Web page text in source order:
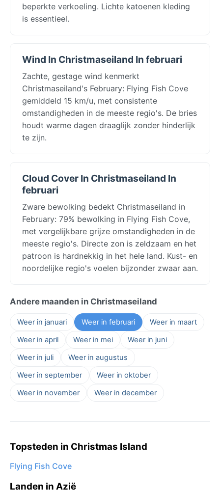
beperkte verkoeling. Lichte katoenen kleding
is essentieel.
Wind In Christmaseiland In februari
Zachte, gestage wind kenmerkt
Christmaseiland's February: Flying Fish Cove
gemiddeld 15 km/u, met consistente
omstandigheden in de meeste regio's. De bries
houdt warme dagen draaglijk zonder hinderlijk
te zijn.
Cloud Cover In Christmaseiland In
februari
Zware bewolking bedekt Christmaseiland in
February: 79% bewolking in Flying Fish Cove,
met vergelijkbare grijze omstandigheden in de
meeste regio's. Directe zon is zeldzaam en het
patroon is hardnekkig in het hele land. Kust- en
noordelijke regio's voelen bijzonder zwaar aan.
Andere maanden in Christmaseiland
Weer in januari Weer in februari
Weer in maart
Weer in april
Weer in mei
Weer in juni
Weer in juli
Weer in augustus
Weer in september
Weer in oktober
Weer in november
Weer in december
Topsteden in Christmas Island
Flying Fish Cove
Landen in Azië